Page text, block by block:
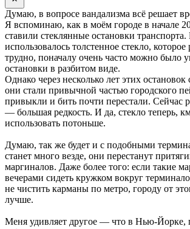
Думаю, в вопросе вандализма всё решает
Я вспоминаю, как в моём городе в начале
ставили стеклянные остановки
использовалось толстенное стекло, которое
трудно, поначалу очень часто можно было
остановки в разбитом виде.
Однако через несколько лет этих остановок
они стали привычной частью городского
привыкли и бить почти перестали. Сейчас
— большая редкость. И да, стекло теперь,
использовать потоньше.
Думаю, так же будет и с подобными
станет много везде, они перестанут
маргиналов. Даже более того: если такие
вечерами сидеть кружком вокруг
не чистить карманы по метро, городу от
лучше.
Меня удивляет другое — что в Нью-Йорке,